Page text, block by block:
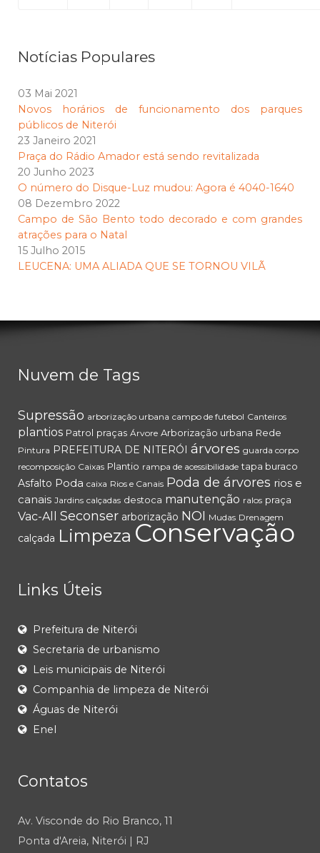
Notícias Populares
03 Mai 2021
Novos horários de funcionamento dos parques
públicos de Niterói
23 Janeiro 2021
Praça do Rádio Amador está sendo revitalizada
20 Junho 2023
O número do Disque-Luz mudou: Agora é 4040-1640
08 Dezembro 2022
Campo de São Bento todo decorado e com grandes
atrações para o Natal
15 Julho 2015
LEUCENA: UMA ALIADA QUE SE TORNOU VILÃ
Nuvem de Tags
Supressão arborização urbana campo de futebol Canteiros
plantios Patrol praças Árvore Arborização urbana Rede
Pintura PREFEITURA DE NITERÓI árvores guarda corpo
recomposição Caixas Plantio rampa de acessibilidade tapa buraco
Asfalto Poda caixa Rios e Canais Poda de árvores rios e
canais Jardins calçadas destoca manutenção ralos praça
Vac-All Seconser arborização NOI Mudas Drenagem
calçada Limpeza Conservação
Links Úteis
Prefeitura de Niterói
Secretaria de urbanismo
Leis municipais de Niterói
Companhia de limpeza de Niterói
Águas de Niterói
Enel
Contatos
Av. Visconde do Rio Branco, 11
Ponta d'Areia, Niterói | RJ